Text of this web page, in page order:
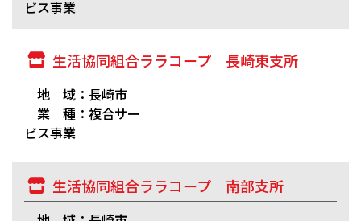
ビス事業
生活協同組合ララコープ 長崎東支所
地 域：長崎市
業 種：複合サー
ビス事業
生活協同組合ララコープ 南部支所